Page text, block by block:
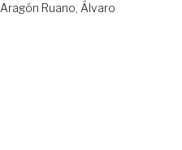
Aragón Ruano, Álvaro